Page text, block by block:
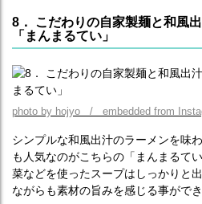
8． こだわりの自家製麺と和風
「まんまるてい」
photo by hojyo / embedded from
シンプルな和風出汁のラーメンを味
も人気なのがこちらの「まんまるて
菜などを使ったスープはしっかりと
ながらも素材の旨みを感じる事がで